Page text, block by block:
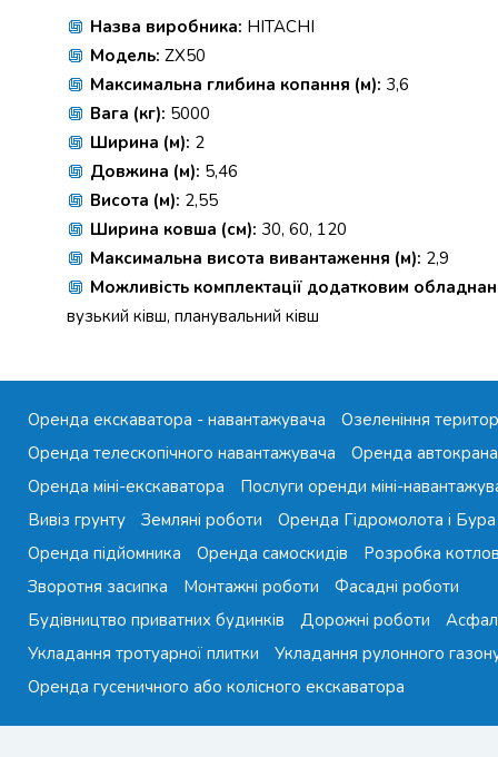
Назва виробника: HITACHI
Модель: ZX50
Максимальна глибина копання (м): 3,6
Вага (кг): 5000
Ширина (м): 2
Довжина (м): 5,46
Висота (м): 2,55
Ширина ковша (см): 30, 60, 120
Максимальна висота вивантаження (м): 2,9
Можливість комплектації додатковим
вузький ківш, планувальний ківш
Оренда екскаватора - навантажувача
Озеленіння
Оренда телескопічного навантажувача
Оренда автокрана
Оренда міні-екскаватора
Послуги оренди міні-
Вивіз грунту
Земляні роботи
Оренда Гідромолота і Бура
Оренда підйомника
Оренда самоскидів
Розробка
Зворотня засипка
Монтажні роботи
Фасадні роботи
Будівництво приватних будинків
Дорожні роботи
Укладання тротуарної плитки
Укладання рулонного
Оренда гусеничного або колісного екскаватора